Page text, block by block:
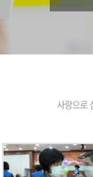
사랑으로